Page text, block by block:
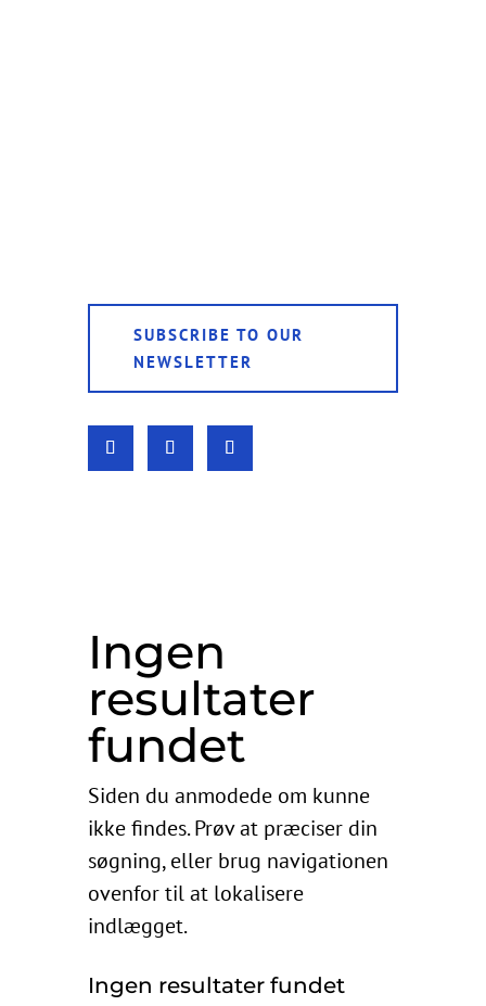
SUBSCRIBE TO OUR
NEWSLETTER
Ingen
resultater
fundet
Siden du anmodede om kunne
ikke findes. Prøv at præciser din
søgning, eller brug navigationen
ovenfor til at lokalisere
indlægget.
Ingen resultater fundet